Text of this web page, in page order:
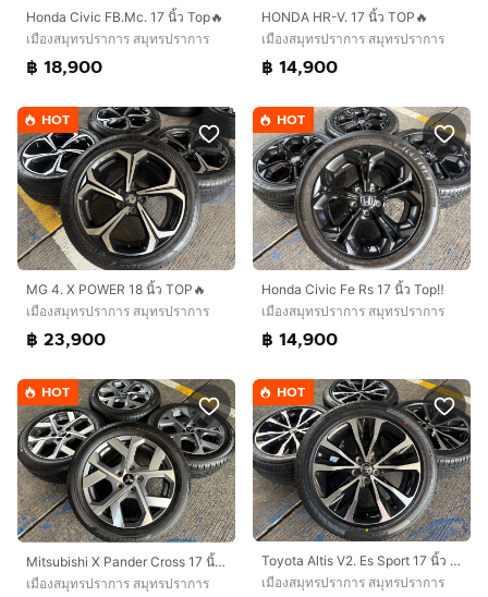
Honda Civic FB.Mc. 17 นิ้ว Top🔥
เมืองสมุทรปราการ สมุทรปราการ
฿ 18,900
HONDA HR-V. 17 นิ้ว TOP🔥
เมืองสมุทรปราการ สมุทรปราการ
฿ 14,900
HOT
MG 4. X POWER 18 นิ้ว TOP🔥
เมืองสมุทรปราการ สมุทรปราการ
฿ 23,900
HOT
Honda Civic Fe Rs 17 นิ้ว Top‼️
เมืองสมุทรปราการ สมุทรปราการ
฿ 14,900
HOT
Mitsubishi X Pander Cross 17 นิ้ว Top🔥
เมืองสมุทรปราการ สมุทรปราการ
HOT
Toyota Altis V2. Es Sport 17 นิ้ว Top🔥
เมืองสมุทรปราการ สมุทรปราการ